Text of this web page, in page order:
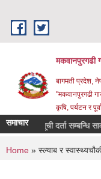
मकवानपुरगढी
बागमती प्रदेश,
"मकवानपुरगढी
कृषि, पर्यटन र
समाचारसूची दर्ता सम्बन्धि
You are
Home » स्ल्याब र